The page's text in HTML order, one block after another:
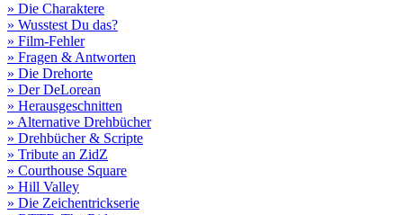
» Die Charaktere
» Wusstest Du das?
» Film-Fehler
» Fragen & Antworten
» Die Drehorte
» Der DeLorean
» Herausgeschnitten
» Alternative Drehbücher
» Drehbücher & Scripte
» Tribute an ZidZ
» Courthouse Square
» Hill Valley
» Die Zeichentrickserie